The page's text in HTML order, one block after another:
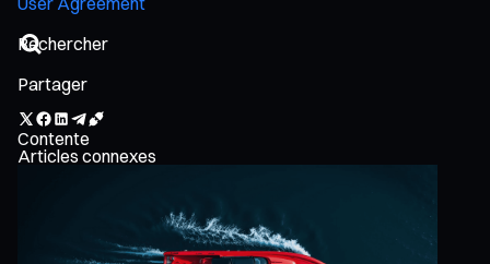
Partager
Contente
Articles connexes